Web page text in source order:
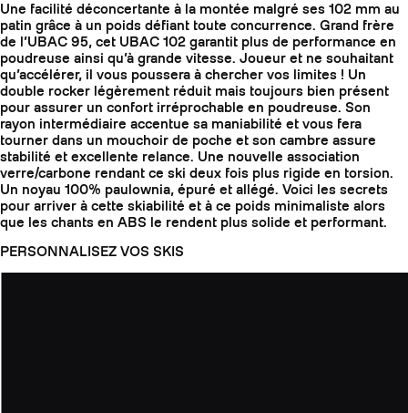
Une facilité déconcertante à la montée malgré ses 102 mm au
patin grâce à un poids défiant toute concurrence. Grand frère
de l’UBAC 95, cet UBAC 102 garantit plus de performance en
poudreuse ainsi qu’à grande vitesse. Joueur et ne souhaitant
qu’accélérer, il vous poussera à chercher vos limites ! Un
double rocker légèrement réduit mais toujours bien présent
pour assurer un confort irréprochable en poudreuse. Son
rayon intermédiaire accentue sa maniabilité et vous fera
tourner dans un mouchoir de poche et son cambre assure
stabilité et excellente relance. Une nouvelle association
verre/carbone rendant ce ski deux fois plus rigide en torsion.
Un noyau 100% paulownia, épuré et allégé. Voici les secrets
pour arriver à cette skiabilité et à ce poids minimaliste alors
que les chants en ABS le rendent plus solide et performant.
PERSONNALISEZ VOS SKIS